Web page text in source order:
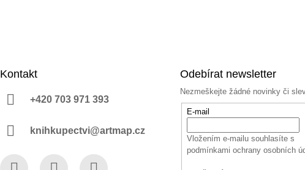
Kontakt
+420 703 971 393
knihkupectvi@artmap.cz
Odebírat newsletter
Nezmeškejte žádné novinky či
E-mail
Vložením e-mailu souhlasíte s
podmínkami ochrany osobních